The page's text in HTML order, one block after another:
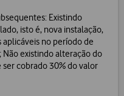
Existindo
isto é, nova instalação,
no período de
Não existindo alteração do
cobrado 30% do valor